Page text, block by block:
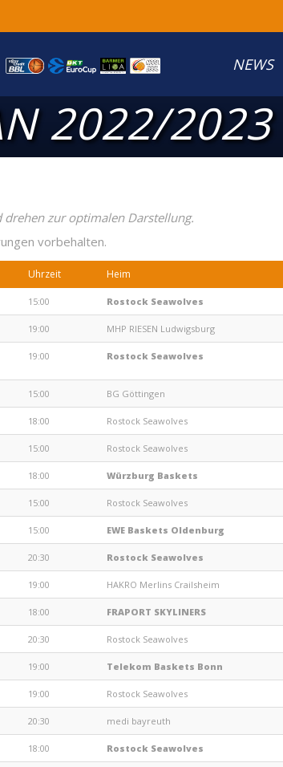
NEWS
2022/2023
drehen zur optimalen Darstellung.
vorbehalten.
Uhrzeit Heim
15:00 Rostock Seawolves
19:00 MHP RIESEN Ludwigsburg
19:00 Rostock Seawolves
15:00 BG Göttingen
18:00 Rostock Seawolves
15:00 Rostock Seawolves
18:00 Würzburg Baskets
15:00 Rostock Seawolves
15:00 EWE Baskets Oldenburg
20:30 Rostock Seawolves
19:00 HAKRO Merlins Crailsheim
18:00 FRAPORT SKYLINERS
20:30 Rostock Seawolves
19:00 Telekom Baskets Bonn
19:00 Rostock Seawolves
20:30 medi bayreuth
18:00 Rostock Seawolves